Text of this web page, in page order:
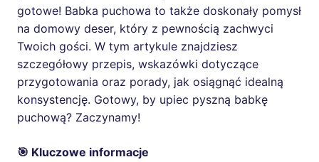
gotowe! Babka puchowa to także doskonały pomysł
na domowy deser, który z pewnością zachwyci
Twoich gości. W tym artykule znajdziesz
szczegółowy przepis, wskazówki dotyczące
przygotowania oraz porady, jak osiągnąć idealną
konsystencję. Gotowy, by upiec pyszną babkę
puchową? Zaczynamy!
🎯 Kluczowe informacje